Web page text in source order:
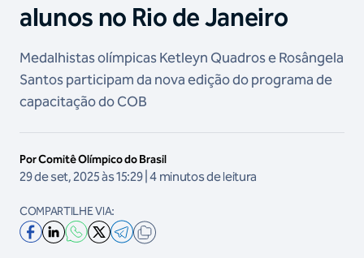
alunos no Rio de Janeiro
Medalhistas olímpicas Ketleyn Quadros e Rosângela
Santos participam da nova edição do programa de
capacitação do COB
Por Comitê Olímpico do Brasil
29 de set, 2025 às 15:29 | 4 minutos de leitura
COMPARTILHE VIA: